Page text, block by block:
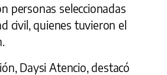
personas seleccionadas
civil, quienes tuvieron el
Daysi Atencio, destacó